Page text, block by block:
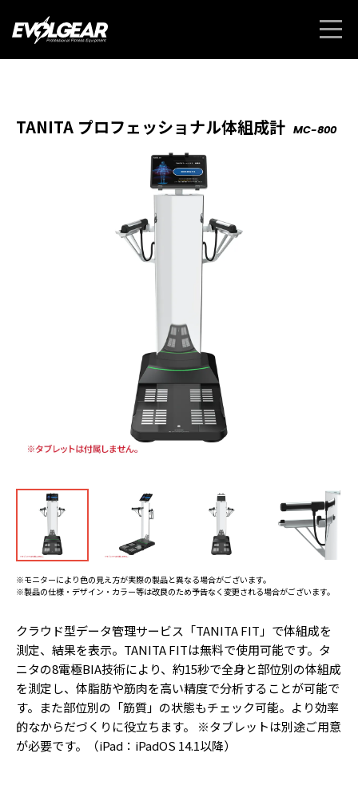
TANITA プロフェッショナル体組成計 MC-800
※モニターにより色の見え方が実際の製品と異なる場合がございます。
※製品の仕様・デザイン・カラー等は改良のため予告なく変更される場合がございます。
クラウド型データ管理サービス「TANITA FIT」で体組成を
測定、結果を表示。TANITA FITは無料で使用可能です。タ
ニタの8電極BIA技術により、約15秒で全身と部位別の体組成
を測定し、体脂肪や筋肉を高い精度で分析することが可能で
す。また部位別の「筋質」の状態もチェック可能。より効率
的なからだづくりに役立ちます。 ※タブレットは別途ご用意
が必要です。（iPad：iPadOS 14.1以降）